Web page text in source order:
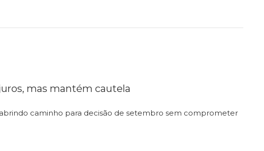
mas mantém cautela
caminho para decisão de setembro sem comprometer